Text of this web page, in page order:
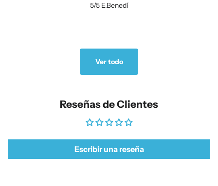
5/5 E.Benedí
Ver todo
Reseñas de Clientes
Escribir una reseña